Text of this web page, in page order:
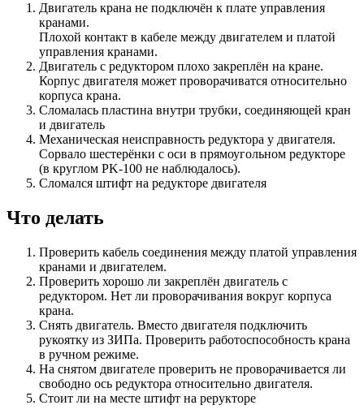
Двигатель крана не подключён к плате управления
кранами.
Плохой контакт в кабеле между двигателем и платой
управления кранами.
Двигатель с редуктором плохо закреплён на кране.
Корпус двигателя может проворачиватся относительно
корпуса крана.
Сломалась пластина внутри трубки, соединяющей кран
и двигатель
Механическая неисправность редуктора у двигателя.
Сорвало шестерёнки с оси в прямоугольном редукторе
(в круглом PK-100 не наблюдалось).
Сломался штифт на редукторе двигателя
Что делать
Проверить кабель соединения между платой управления
кранами и двигателем.
Проверить хорошо ли закреплён двигатель с
редуктором. Нет ли проворачивания вокруг корпуса
крана.
Снять двигатель. Вместо двигателя подключить
рукоятку из ЗИПа. Проверить работоспособность крана
в ручном режиме.
На снятом двигателе проверить не проворачивается ли
свободно ось редуктора относительно двигателя.
Стоит ли на месте штифт на рерукторе